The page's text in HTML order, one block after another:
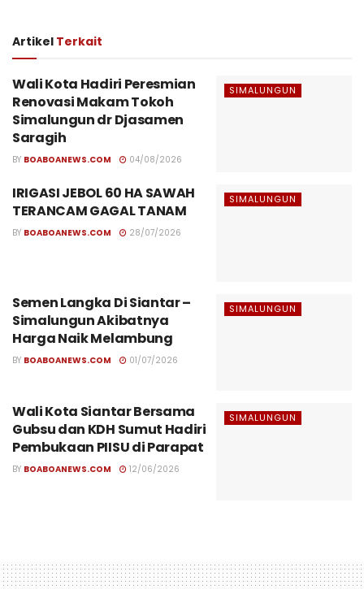
Artikel Terkait
SIMALUNGUN
Wali Kota Hadiri Peresmian
Renovasi Makam Tokoh
Simalungun dr Djasamen
Saragih
BY BOABOANEWS.COM 04/08/2026
SIMALUNGUN
IRIGASI JEBOL 60 HA SAWAH
TERANCAM GAGAL TANAM
BY BOABOANEWS.COM 28/07/2026
SIMALUNGUN
Semen Langka Di Siantar –
Simalungun Akibatnya
Harga Naik Melambung
BY BOABOANEWS.COM 01/07/2026
SIMALUNGUN
Wali Kota Siantar Bersama
Gubsu dan KDH Sumut Hadiri
Pembukaan PIISU di Parapat
BY BOABOANEWS.COM 12/06/2026